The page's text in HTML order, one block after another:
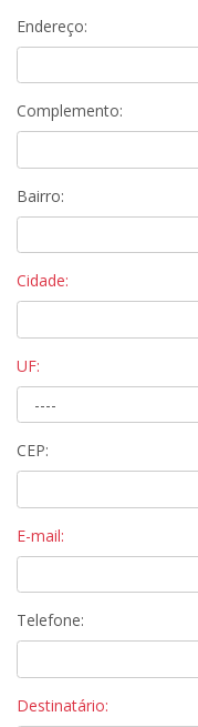
Endereço:
Complemento:
Bairro:
Cidade:
UF:
CEP:
E-mail:
Telefone:
Destinatário: